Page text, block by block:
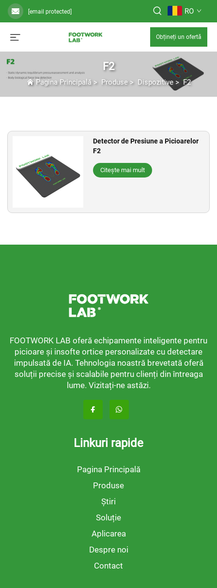
[email protected] RO
Obțineți un ofertă
F2
Pagina Principală> Produse> Dispozitive>F2
Detector de Presiune a Picioarelor
F2
Citește mai mult
FOOTWORK LAB oferă echipamente inteligente pentru
picioare și insofte ortice personalizate cu detectare
impulsată de IA. Tehnologia noastră brevetată oferă
soluții precise și scalabile pentru clienți din întreaga
lume. Vizitați-ne astăzi.
Linkuri rapide
Pagina Principală
Produse
Știri
Soluție
Aplicarea
Despre noi
Contact